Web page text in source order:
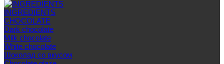
INGREDIENTS
CHOCOLATE
Dark chocolate
Milk chocolate
White chocolate
Шоколад со вкусом